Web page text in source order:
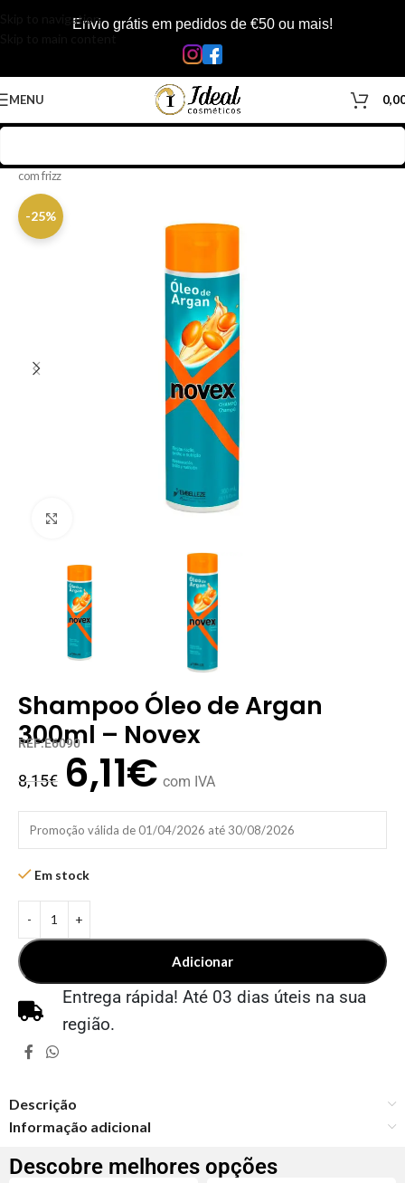
Skip to navigationEnvio grátis em pedidos de €50 ou mais!
MENU
com frizz
-25%
Shampoo Óleo de Argan
300ml – Novex
REF:E6090
8,15€ 6,11€ com IVA
Promoção válida de 01/04/2026 até 30/08/2026
Em stock
Adicionar
Entrega rápida! Até 03 dias úteis na sua
região.
Descrição
Informação adicional
Descobre melhores opções